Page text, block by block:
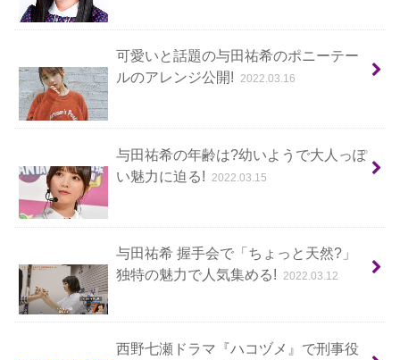
可愛いと話題の与田祐希のポニーテー
ルのアレンジ公開!
2022.03.16
与田祐希の年齢は?幼いようで大人っぽ
い魅力に迫る!
2022.03.15
与田祐希 握手会で「ちょっと天然?」
独特の魅力で人気集める!
2022.03.12
西野七瀬ドラマ『ハコヅメ』で刑事役